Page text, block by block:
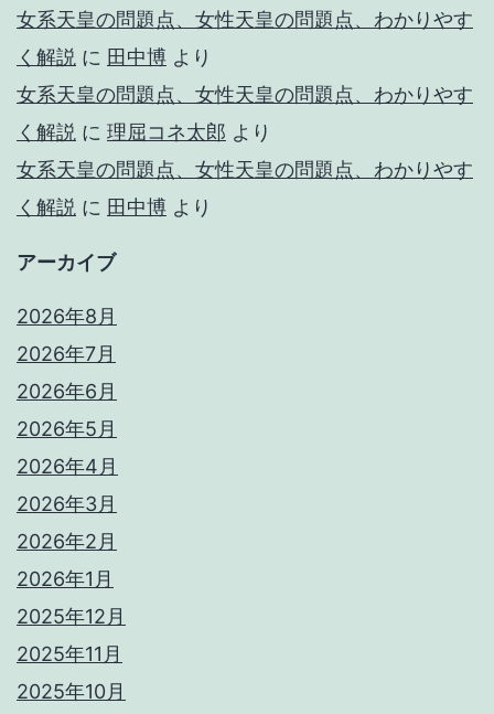
女系天皇の問題点、女性天皇の問題点、わかりやす
く解説 に 田中博 より
女系天皇の問題点、女性天皇の問題点、わかりやす
く解説 に 理屈コネ太郎 より
女系天皇の問題点、女性天皇の問題点、わかりやす
く解説 に 田中博 より
アーカイブ
2026年8月
2026年7月
2026年6月
2026年5月
2026年4月
2026年3月
2026年2月
2026年1月
2025年12月
2025年11月
2025年10月